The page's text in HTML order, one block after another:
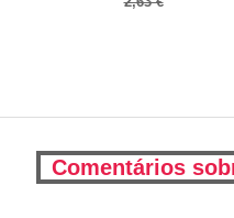
Comentários